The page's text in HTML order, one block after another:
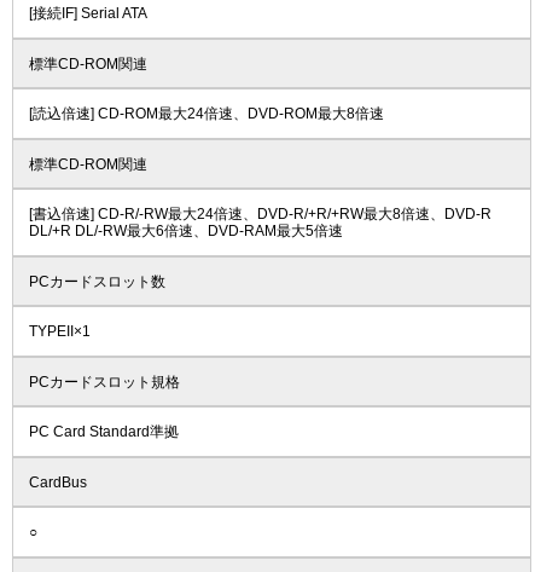
[接続IF] Serial ATA
標準CD-ROM関連
[読込倍速] CD-ROM最大24倍速、DVD-ROM最大8倍速
標準CD-ROM関連
[書込倍速] CD-R/-RW最大24倍速、DVD-R/+R/+RW最大8倍速、DVD-R
DL/+R DL/-RW最大6倍速、DVD-RAM最大5倍速
PCカードスロット数
TYPEII×1
PCカードスロット規格
PC Card Standard準拠
CardBus
○